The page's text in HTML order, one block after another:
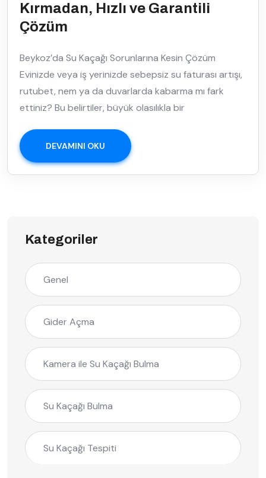
Kırmadan, Hızlı ve Garantili
Çözüm
Beykoz’da Su Kaçağı Sorunlarına Kesin Çözüm
Evinizde veya iş yerinizde sebepsiz su faturası artışı,
rutubet, nem ya da duvarlarda kabarma mı fark
ettiniz? Bu belirtiler, büyük olasılıkla bir
DEVAMINI OKU
Kategoriler
Genel
Gider Açma
Kamera ile Su Kaçağı Bulma
Su Kaçağı Bulma
Su Kaçağı Tespiti